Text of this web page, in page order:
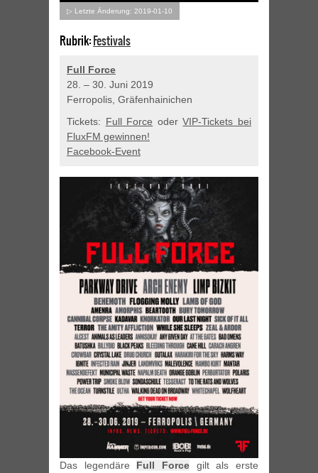
▷ Letzte Änderung: 2019-01-10
Rubrik:Festivals
Full Force
28. – 30. Juni 2019
Ferropolis, Gräfenhainichen
Tickets: Full Force oderVIP-Tickets bei
FluxFM gewinnen!
Facebook-Event
Das legendäre Full Force gilt als erste